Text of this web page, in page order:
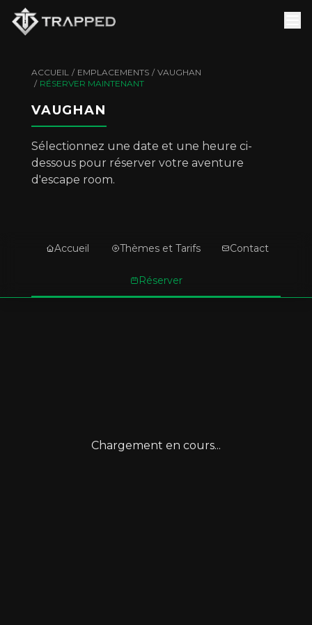
ACCUEIL / EMPLACEMENTS / VAUGHAN
/ RÉSERVER MAINTENANT
VAUGHAN
Sélectionnez une date et une heure ci-
dessous pour réserver votre aventure
d'escape room.
Accueil Thèmes et Tarifs Contact
Réserver
Chargement en cours...